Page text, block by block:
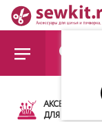
АКСЕССУАРЫ
ДЛЯ ШИТЬЯ